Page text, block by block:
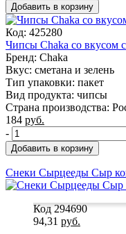
Добавить в корзину
Код: 425280
Чипсы Chaka со вкусом
Бренд: Chaka
Вкус: сметана и зелень
Тип упаковки: пакет
Вид продукта: чипсы
Страна производства:
184 руб.
-
Добавить в корзину
Снеки Сырцееды Сыр
Код 294690
94,31 руб.